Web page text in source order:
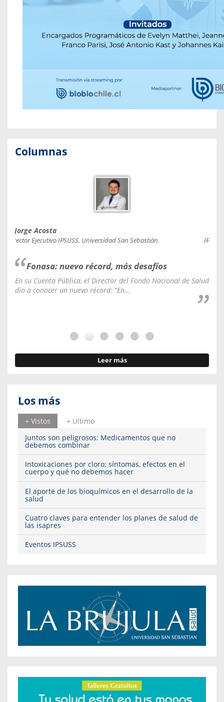
Columnas
Jorge Acosta
Director Ejecutivo IPSUSS, Universidad San Sebastián.
Fonasa: nuevo récord, más desafíos
En su Cuenta Pública, el Director del Fondo Nacional de Salud
dio a conocer un nuevo récord: “En...
Leer más
Los más
+ Vistos
+ Ultimo
Juntos son peligrosos: Medicamentos que no
debemos combinar
Intoxicaciones por cloro: síntomas, efectos en el
cuerpo y qué no debemos hacer
El aporte de los bioquímicos en el desarrollo de la
salud
Cuatro claves para entender los planes de salud de
las isapres
Eventos IPSUSS